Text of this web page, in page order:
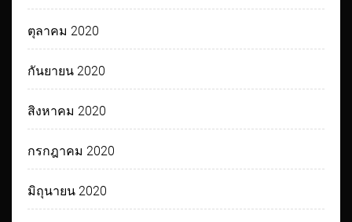
ตุลาคม 2020
กันยายน 2020
สิงหาคม 2020
กรกฎาคม 2020
มิถุนายน 2020